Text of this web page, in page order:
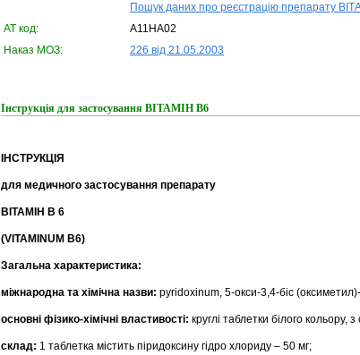
Пошук даних про реєстрацію препарату
АТ код:
A11HA02
Наказ МОЗ:
226 від 21.05.2003
Інструкція для застосування ВІТАМІН В6
ІНСТРУКЦІЯ
для медичного застосування препарату
ВІТАМІН В 6
(VITAMINUM B6)
Загальна характеристика:
міжнародна та хімічна назви: pyridoxinum, 5-окси-3,4-біс
основні фізико-хімічні властивості: круглі таблетки білого
склад: 1 таблетка містить піридоксину гідро хлориду – 50 мг;